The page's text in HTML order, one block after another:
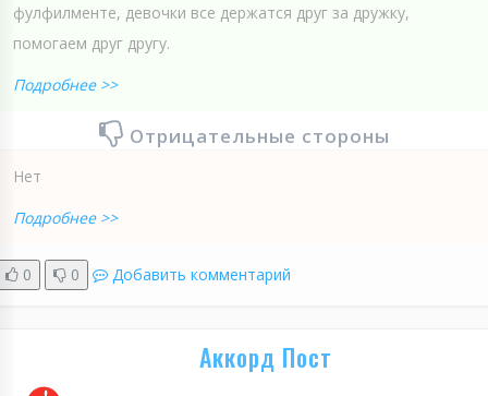
фулфилменте, девочки все держатся друг за дружку,
помогаем друг другу.
Подробнее >>
Отрицательные стороны
Нет
Подробнее >>
0 0 Добавить комментарий
Аккорд Пост